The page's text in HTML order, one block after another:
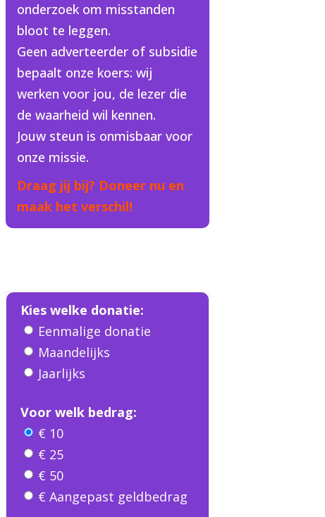
onderzoek om misstanden
bloot te leggen.
Geen adverteerder of subsidie
bepaalt onze koers: wij
werken voor jou, de lezer die
de waarheid wil kennen.
Jouw steun is onmisbaar voor
onze missie.
Draag jij bij? Doneer nu en
maak het verschil!
Kies welke donatie:
Eenmalige donatie
Maandelijks
Jaarlijks
Voor welk bedrag:
€ 10
€ 25
€ 50
€ Aangepast geldbedrag